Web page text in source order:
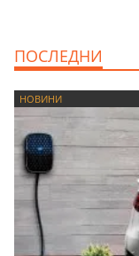
ПОСЛЕДНИ
НОВИНИ